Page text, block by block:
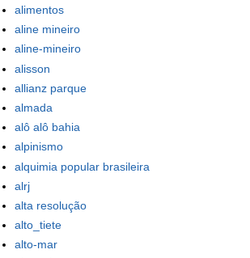
alimentos
aline mineiro
aline-mineiro
alisson
allianz parque
almada
alô alô bahia
alpinismo
alquimia popular brasileira
alrj
alta resolução
alto_tiete
alto-mar